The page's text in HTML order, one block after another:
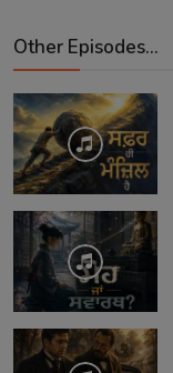
Other Episodes...